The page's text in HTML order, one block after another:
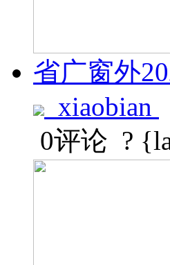
省广窗外
xiaobian
0评论 ?